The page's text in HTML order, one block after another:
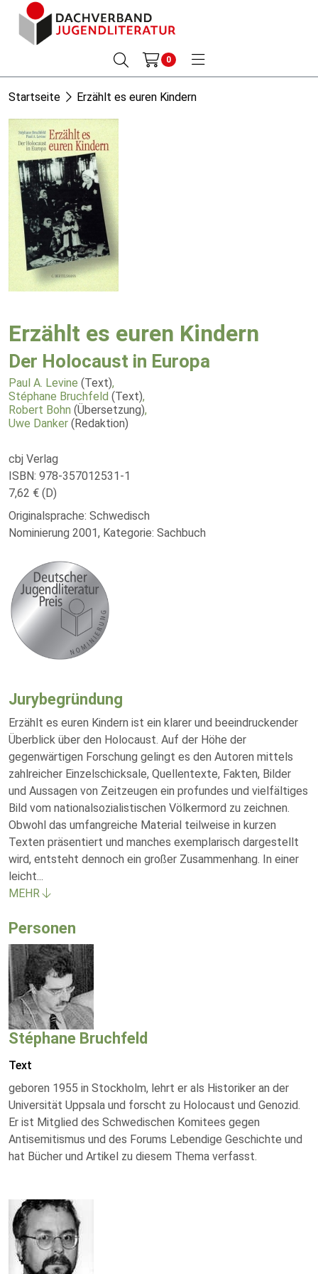
0
Startseite Erzählt es euren Kindern
Erzählt es euren Kindern
Der Holocaust in Europa
Paul A. Levine (Text),
Stéphane Bruchfeld (Text),
Robert Bohn (Übersetzung),
Uwe Danker (Redaktion)
cbj Verlag
ISBN: 978-357012531-1
7,62 € (D)
Originalsprache: Schwedisch
Nominierung 2001, Kategorie: Sachbuch
Jurybegründung
Erzählt es euren Kindern ist ein klarer und beeindruckender
Überblick über den Holocaust. Auf der Höhe der
gegenwärtigen Forschung gelingt es den Autoren mittels
zahlreicher Einzelschicksale, Quellentexte, Fakten, Bilder
und Aussagen von Zeitzeugen ein profundes und vielfältiges
Bild vom nationalsozialistischen Völkermord zu zeichnen.
Obwohl das umfangreiche Material teilweise in kurzen
Texten präsentiert und manches exemplarisch dargestellt
wird, entsteht dennoch ein großer Zusammenhang. In einer
leicht...
MEHR
Personen
Stéphane Bruchfeld
Text
geboren 1955 in Stockholm, lehrt er als Historiker an der
Universität Uppsala und forscht zu Holocaust und Genozid.
Er ist Mitglied des Schwedischen Komitees gegen
Antisemitismus und des Forums Lebendige Geschichte und
hat Bücher und Artikel zu diesem Thema verfasst.